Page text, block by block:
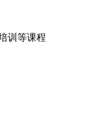
训等课程